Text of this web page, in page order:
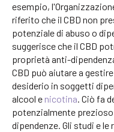
esempio,
riferito che il CBD non
potenziale di abuso o
suggerisce che il CBD
proprietà anti-
CBD può aiutare a
desiderio in soggetti
alcool e nicotina. Ciò fa
potenzialmente
dipendenze. Gli studi e